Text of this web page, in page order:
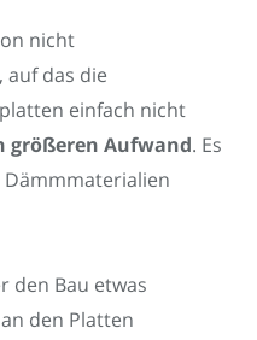
nicht
das die
einfach nicht
größeren Aufwand. Es
den Bau etwas
den Platten